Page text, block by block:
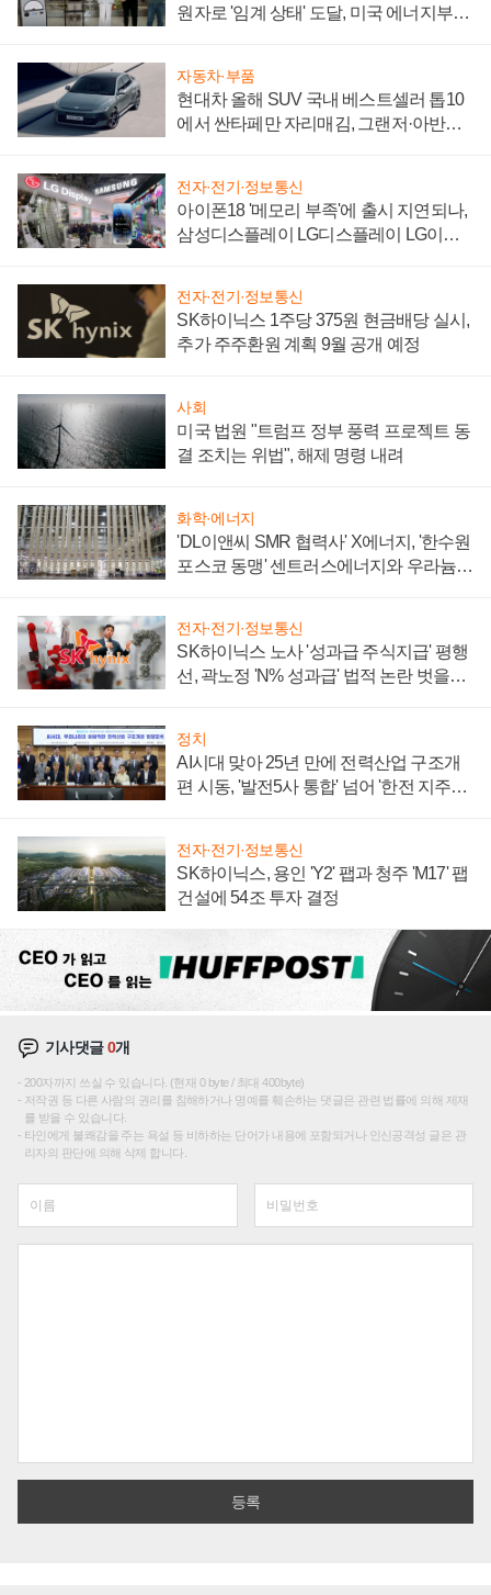
원자로 '임계 상태' 도달, 미국 에너지부
자동차·부품
현대차 올해 SUV 국내 베스트셀러 톱10
에서 싼타페만 자리매김, 그랜저·아반떼
전자·전기·정보통신
아이폰18 '메모리 부족'에 출시 지연되나,
삼성디스플레이 LG디스플레이 LG이노
전자·전기·정보통신
SK하이닉스 1주당 375원 현금배당 실시,
추가 주주환원 계획 9월 공개 예정
사회
미국 법원 "트럼프 정부 풍력 프로젝트 동
결 조치는 위법", 해제 명령 내려
화학·에너지
'DL이앤씨 SMR 협력사' X에너지, '한수원
포스코 동맹' 센트러스에너지와 우라늄
전자·전기·정보통신
SK하이닉스 노사 '성과급 주식지급' 평행
선, 곽노정 'N% 성과급' 법적 논란 벗을지
정치
AI시대 맞아 25년 만에 전력산업 구조개
편 시동, '발전5사 통합' 넘어 '한전 지주사'
전자·전기·정보통신
SK하이닉스, 용인 'Y2' 팹과 청주 'M17' 팹
건설에 54조 투자 결정
기사댓글0개
200자까지 쓰실 수 있습니다. (현재 0 byte / 최대 400byte)
저작권 등 다른 사람의 권리를 침해하거나 명예를 훼손하는 댓글은 관련 법률에 의해 제재
를 받을 수 있습니다.
타인에게 불쾌감을 주는 욕설 등 비하하는 단어가 내용에 포함되거나 인신공격성 글은 관
리자의 판단에 의해 삭제 합니다.